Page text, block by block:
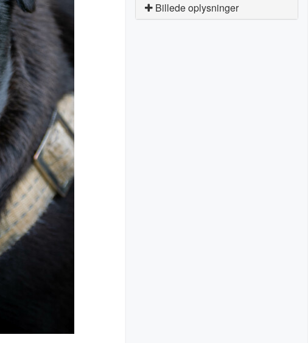
Billede oplysninger